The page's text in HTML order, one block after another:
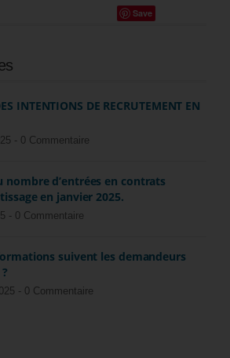
Save
INTENTIONS DE RECRUTEMENT EN
- 0 Commentaire
nombre d’entrées en contrats
en janvier 2025.
- 0 Commentaire
suivent les demandeurs
- 0 Commentaire